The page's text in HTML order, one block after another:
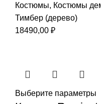
Костюмы, Костюмы
Тимбер (дерево)
18490,00 ₽
Выберите параметры